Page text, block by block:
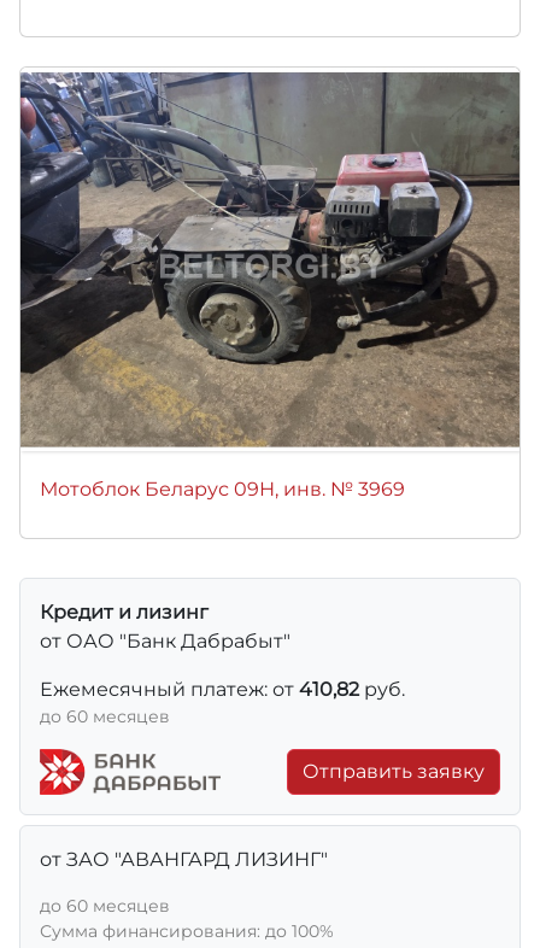
Мотоблок Беларус 09Н, инв. № 3969
Кредит и лизинг
от ОАО "Банк Дабрабыт"
Ежемесячный платеж: от 410,82руб.
до 60 месяцев
Отправить заявку
от ЗАО "АВАНГАРД ЛИЗИНГ"
до 60 месяцев
Сумма финансирования: до 100%